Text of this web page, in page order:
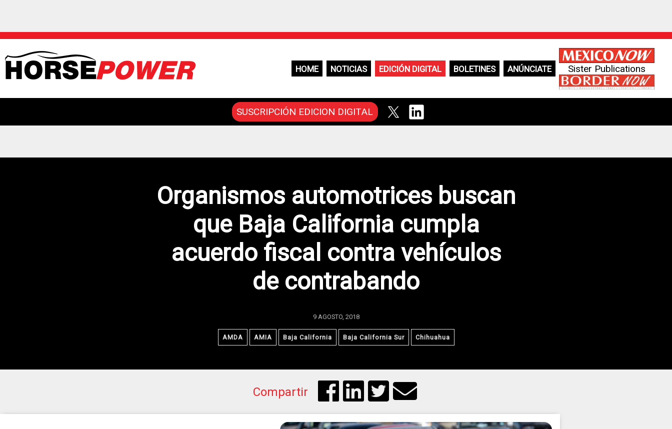
HOME NOTICIAS EDICIÓN DIGITAL BOLETINES ANÚNCIATE Sister Publications
SUSCRIPCIÓN EDICION DIGITAL
Organismos automotrices buscan
que Baja California cumpla
acuerdo fiscal contra vehículos
de contrabando
9 AGOSTO, 2018
AMDA AMIA Baja California Baja California Sur Chihuahua
Compartir